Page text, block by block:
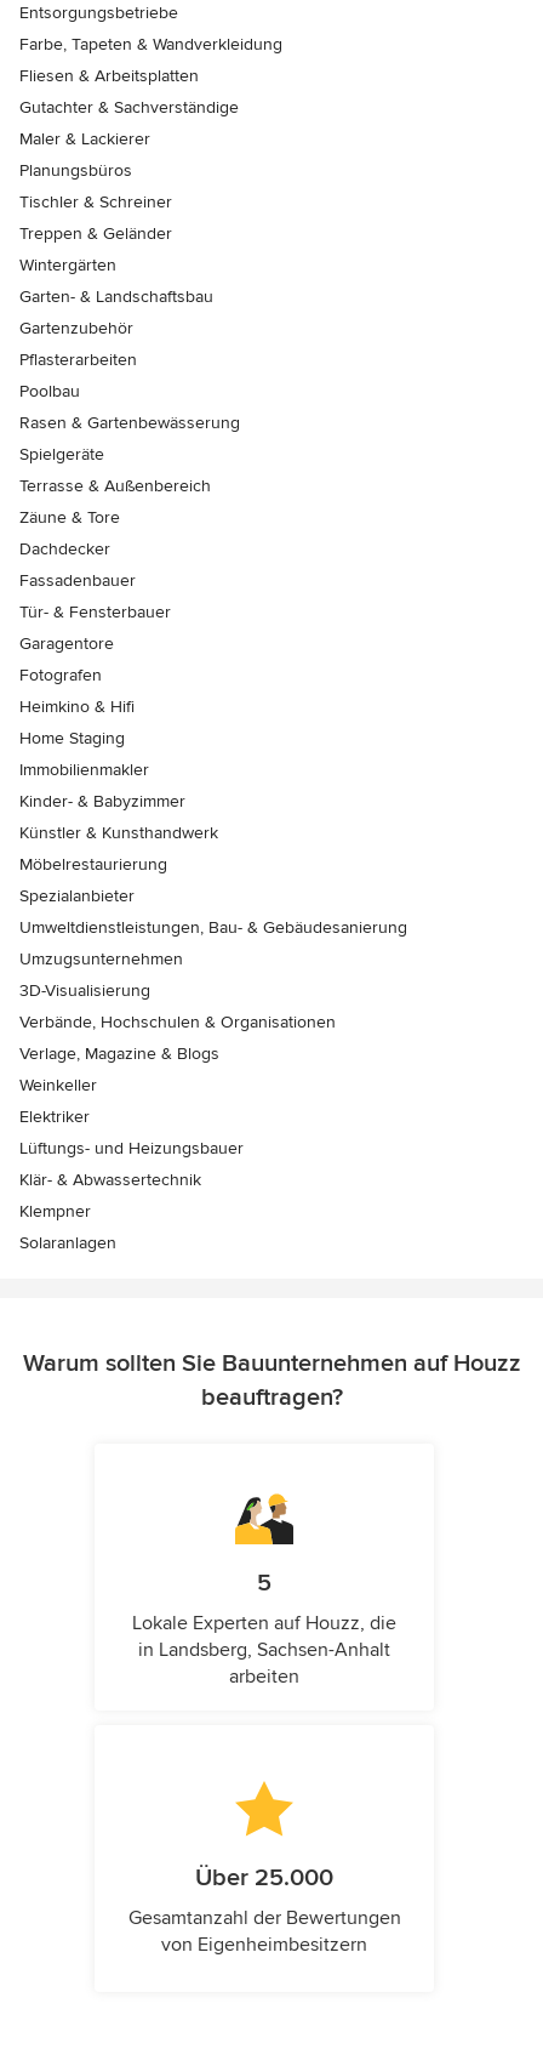
Entsorgungsbetriebe
Farbe, Tapeten & Wandverkleidung
Fliesen & Arbeitsplatten
Gutachter & Sachverständige
Maler & Lackierer
Planungsbüros
Tischler & Schreiner
Treppen & Geländer
Wintergärten
Garten- & Landschaftsbau
Gartenzubehör
Pflasterarbeiten
Poolbau
Rasen & Gartenbewässerung
Spielgeräte
Terrasse & Außenbereich
Zäune & Tore
Dachdecker
Fassadenbauer
Tür- & Fensterbauer
Garagentore
Fotografen
Heimkino & Hifi
Home Staging
Immobilienmakler
Kinder- & Babyzimmer
Künstler & Kunsthandwerk
Möbelrestaurierung
Spezialanbieter
Umweltdienstleistungen, Bau- & Gebäudesanierung
Umzugsunternehmen
3D-Visualisierung
Verbände, Hochschulen & Organisationen
Verlage, Magazine & Blogs
Weinkeller
Elektriker
Lüftungs- und Heizungsbauer
Klär- & Abwassertechnik
Klempner
Solaranlagen
Warum sollten Sie Bauunternehmen auf Houzz
beauftragen?
5
Lokale Experten auf Houzz, die
in Landsberg, Sachsen-Anhalt
arbeiten
Über 25.000
Gesamtanzahl der Bewertungen
von Eigenheimbesitzern